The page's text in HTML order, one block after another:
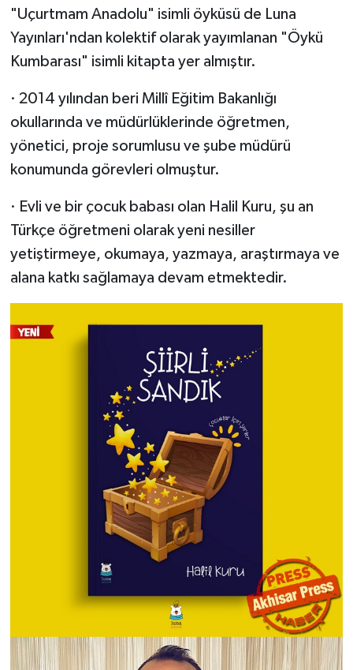
"Uçurtmam Anadolu" isimli öyküsü de Luna
Yayınları'ndan kolektif olarak yayımlanan "Öykü
Kumbarası" isimli kitapta yer almıştır.
· 2014 yılından beri Millî Eğitim Bakanlığı
okullarında ve müdürlüklerinde öğretmen,
yönetici, proje sorumlusu ve şube müdürü
konumunda görevleri olmuştur.
· Evli ve bir çocuk babası olan Halil Kuru, şu an
Türkçe öğretmeni olarak yeni nesiller
yetiştirmeye, okumaya, yazmaya, araştırmaya ve
alana katkı sağlamaya devam etmektedir.